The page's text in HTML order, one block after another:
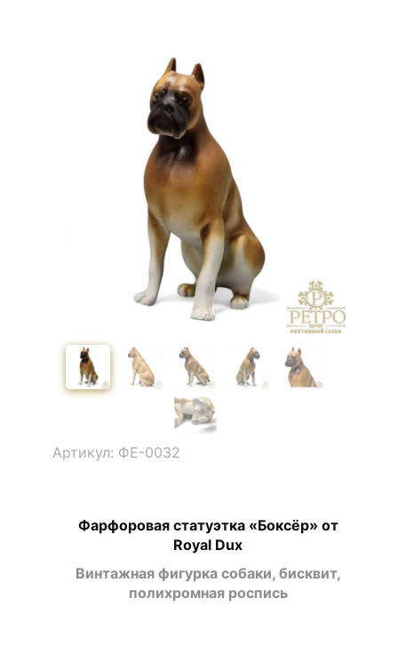
Фарфоровая статуэтка «Боксёр» от
Royal Dux
Винтажная фигурка собаки, бисквит,
полихромная роспись
Артикул: ФЕ-0032